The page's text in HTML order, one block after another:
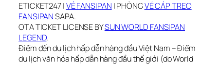
ETICKET247 |VÉ FANSIPAN | PHÒNGVÉ CÁP TREO
FANSIPANSAPA.
OTA TICKET LICENSE BYSUN WORLD FANSIPAN
LEGEND.
Điểm đến du lịch hấp dẫn hàng đầu Việt Nam – Điểm
du lịch văn hóa hấp dẫn hàng đầu thế giới (do World